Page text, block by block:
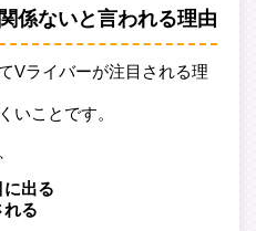
係ないと言われる理由
Vライバーが注目される理
いことです。
出る
れる